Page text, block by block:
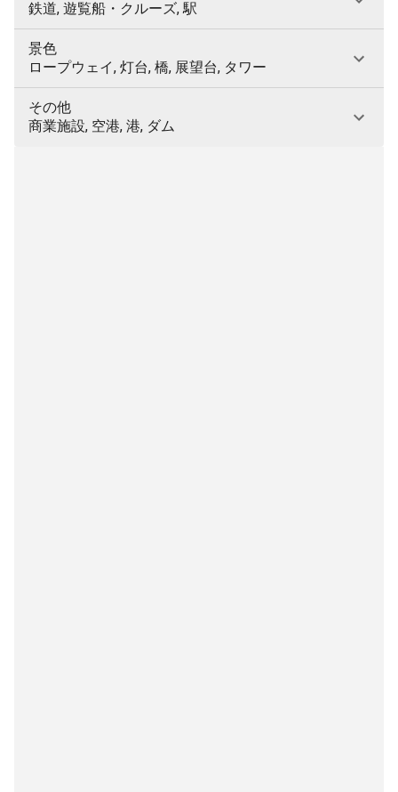
鉄道, 遊覧船・クルーズ, 駅
景色
ロープウェイ, 灯台, 橋, 展望台, タワー
その他
商業施設, 空港, 港, ダム